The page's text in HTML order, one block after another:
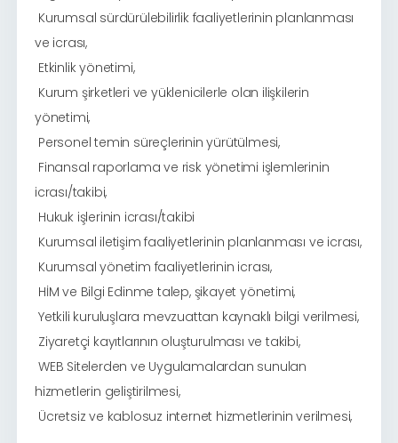
Kurumsal sürdürülebilirlik faaliyetlerinin planlanması
ve icrası,
Etkinlik yönetimi,
Kurum şirketleri ve yüklenicilerle olan ilişkilerin
yönetimi,
Personel temin süreçlerinin yürütülmesi,
Finansal raporlama ve risk yönetimi işlemlerinin
icrası/takibi,
Hukuk işlerinin icrası/takibi
Kurumsal iletişim faaliyetlerinin planlanması ve icrası,
Kurumsal yönetim faaliyetlerinin icrası,
HİM ve Bilgi Edinme talep, şikayet yönetimi,
Yetkili kuruluşlara mevzuattan kaynaklı bilgi verilmesi,
Ziyaretçi kayıtlarının oluşturulması ve takibi,
WEB Sitelerden ve Uygulamalardan sunulan
hizmetlerin geliştirilmesi,
Ücretsiz ve kablosuz internet hizmetlerinin verilmesi,